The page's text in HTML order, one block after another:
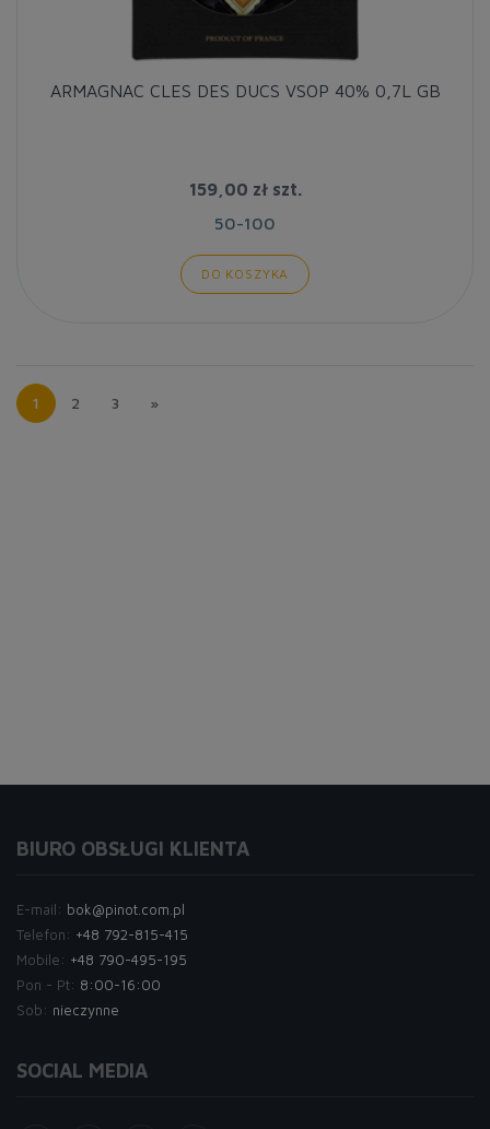
ARMAGNAC CLES DES DUCS VSOP 40% 0,7L GB
159,00 złszt.
50-100
DO KOSZYKA
1 2 3 »
BIURO OBSŁUGI KLIENTA
E-mail: bok@pinot.com.pl
Telefon: +48 792-815-415
Mobile: +48 790-495-195
Pon - Pt: 8:00-16:00
Sob: nieczynne
SOCIAL MEDIA